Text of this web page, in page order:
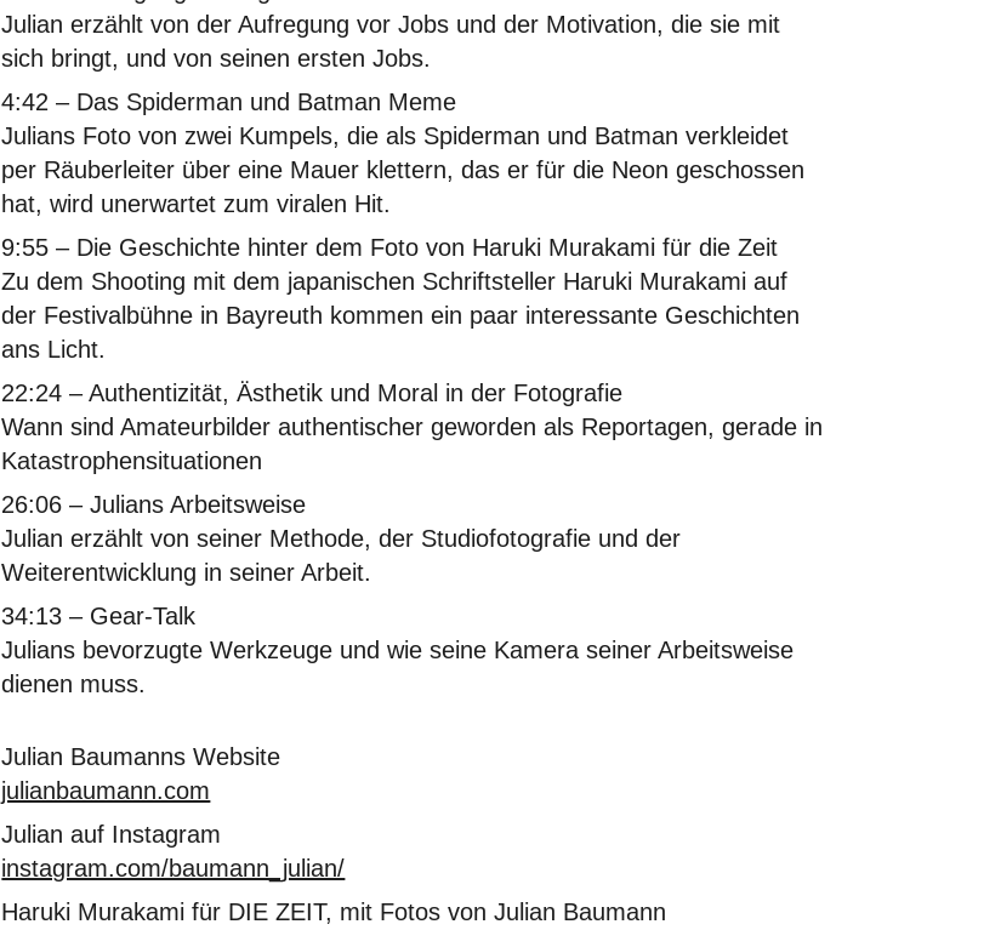
Julian erzählt von der Aufregung vor Jobs und der Motivation, die sie mit
sich bringt, und von seinen ersten Jobs.
4:42 – Das Spiderman und Batman Meme
Julians Foto von zwei Kumpels, die als Spiderman und Batman verkleidet
per Räuberleiter über eine Mauer klettern, das er für die Neon geschossen
hat, wird unerwartet zum viralen Hit.
9:55 – Die Geschichte hinter dem Foto von Haruki Murakami für die Zeit
Zu dem Shooting mit dem japanischen Schriftsteller Haruki Murakami auf
der Festivalbühne in Bayreuth kommen ein paar interessante Geschichten
ans Licht.
22:24 – Authentizität, Ästhetik und Moral in der Fotografie
Wann sind Amateurbilder authentischer geworden als Reportagen, gerade in
Katastrophensituationen
26:06 – Julians Arbeitsweise
Julian erzählt von seiner Methode, der Studiofotografie und der
Weiterentwicklung in seiner Arbeit.
34:13 – Gear-Talk
Julians bevorzugte Werkzeuge und wie seine Kamera seiner Arbeitsweise
dienen muss.
Julian Baumanns Website
julianbaumann.com
Julian auf Instagram
instagram.com/baumann_julian/
Haruki Murakami für DIE ZEIT, mit Fotos von Julian Baumann